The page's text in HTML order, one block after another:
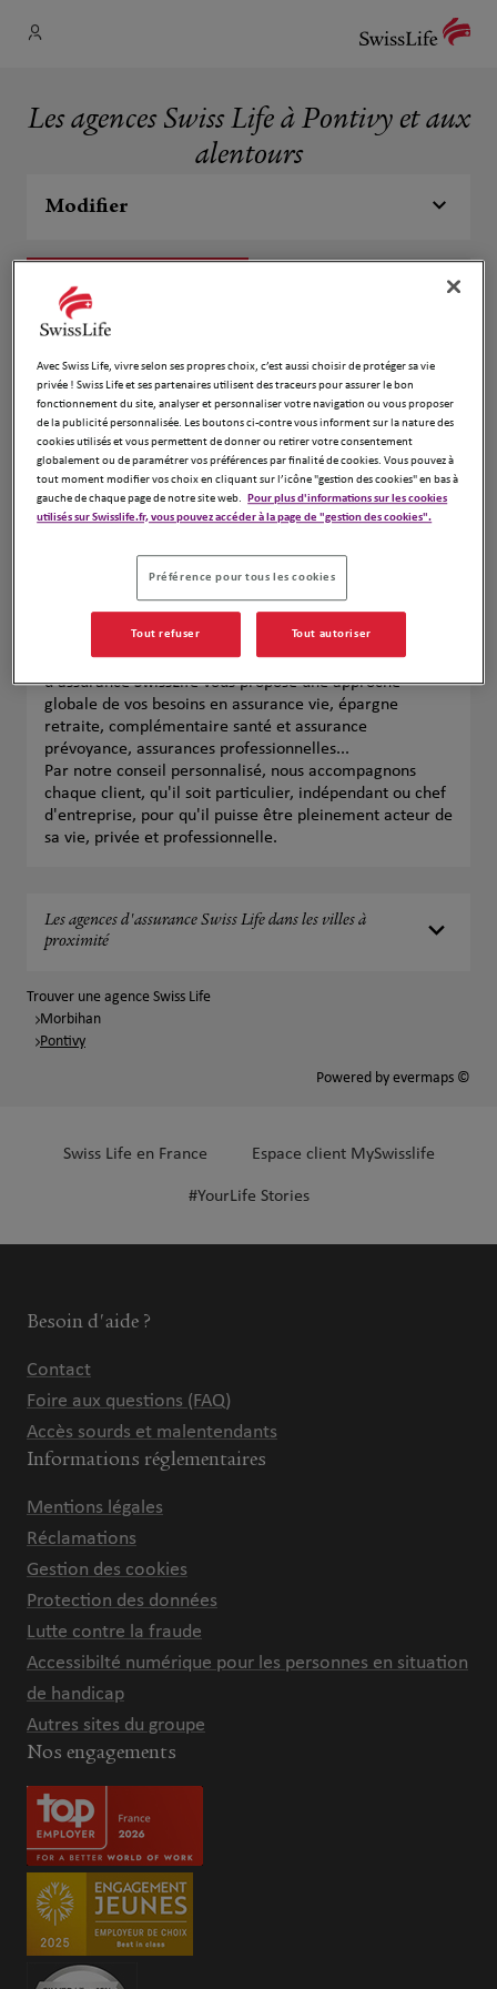
Les agences Swiss Life à Pontivy et aux
alentours
Modifier
1
295 m
Pierre le Goff
56300 Pontivy
Fermé aujourd'hui
Numéro
Voir plus
Vos agences d'assurances Swiss Life à
Près de chez vous à Pontivy, votre agent général
d'assurance SwissLife vous propose une approche
globale de vos besoins en assurance vie, épargne
retraite, complémentaire santé et assurance
prévoyance, assurances professionnelles...
Par notre conseil personnalisé, nous accompagnons
chaque client, qu'il soit particulier, indépendant ou chef
d'entreprise, pour qu'il puisse être pleinement acteur de
sa vie, privée et professionnelle.
Les agences d'assurance Swiss Life dans les villes à
proximité
Trouver une agence Swiss Life
Morbihan
Pontivy
Powered by evermaps ©
Swiss Life en France Espace client MySwisslife
#YourLife Stories
Besoin d'aide ?
Contact
Foire aux questions (FAQ)
Accès sourds et malentendants
Informations réglementaires
Mentions légales
Réclamations
Gestion des cookies
Protection des données
Lutte contre la fraude
Accessibilté numérique pour les personnes en situation
de handicap
Autres sites du groupe
Nos engagements
Avec Swiss Life, vivre selon ses propres choix, c’est aussi choisir de protéger sa vie
privée ! Swiss Life et ses partenaires utilisent des traceurs pour assurer le bon
fonctionnement du site, analyser et personnaliser votre navigation ou vous proposer
de la publicité personnalisée. Les boutons ci-contre vous informent sur la nature des
cookies utilisés et vous permettent de donner ou retirer votre consentement
globalement ou de paramétrer vos préférences par finalité de cookies. Vous pouvez à
tout moment modifier vos choix en cliquant sur l’icône "gestion des cookies" en bas à
gauche de chaque page de notre site web. Pour plus d'informations sur les cookies
utilisés sur Swisslife.fr, vous pouvez accéder à la page de "gestion des cookies".
Préférence pour tous les cookies
Tout refuser Tout autoriser